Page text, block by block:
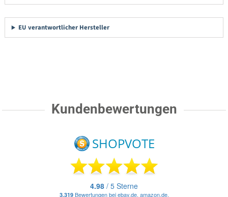
EU verantwortlicher Hersteller
Kundenbewertungen